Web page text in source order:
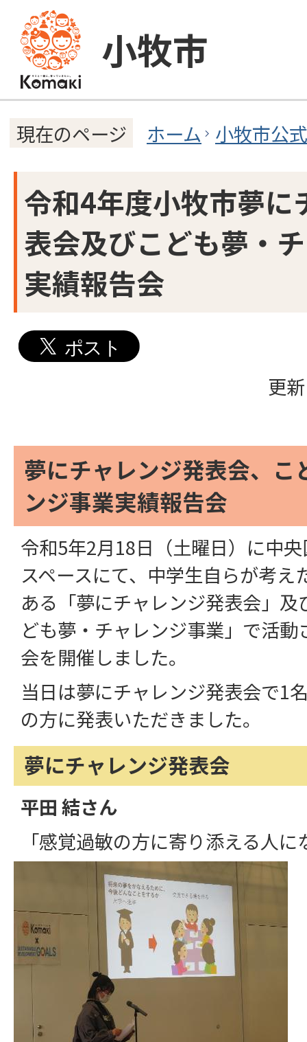
小牧市
現在のページ ホーム 小牧市公
令和4年度小牧市夢に
表会及びこども夢・
実績報告会
更
夢にチャレンジ発表会、こ
ンジ事業実績報告会
令和5年2月18日（土曜日）に中
スペースにて、中学生自らが考え
ある「夢にチャレンジ発表会」
ども夢・チャレンジ事業」で活
会を開催しました。
当日は夢にチャレンジ発表会で1
の方に発表いただきました。
夢にチャレンジ発表会
平田 結さん
「感覚過敏の方に寄り添える人